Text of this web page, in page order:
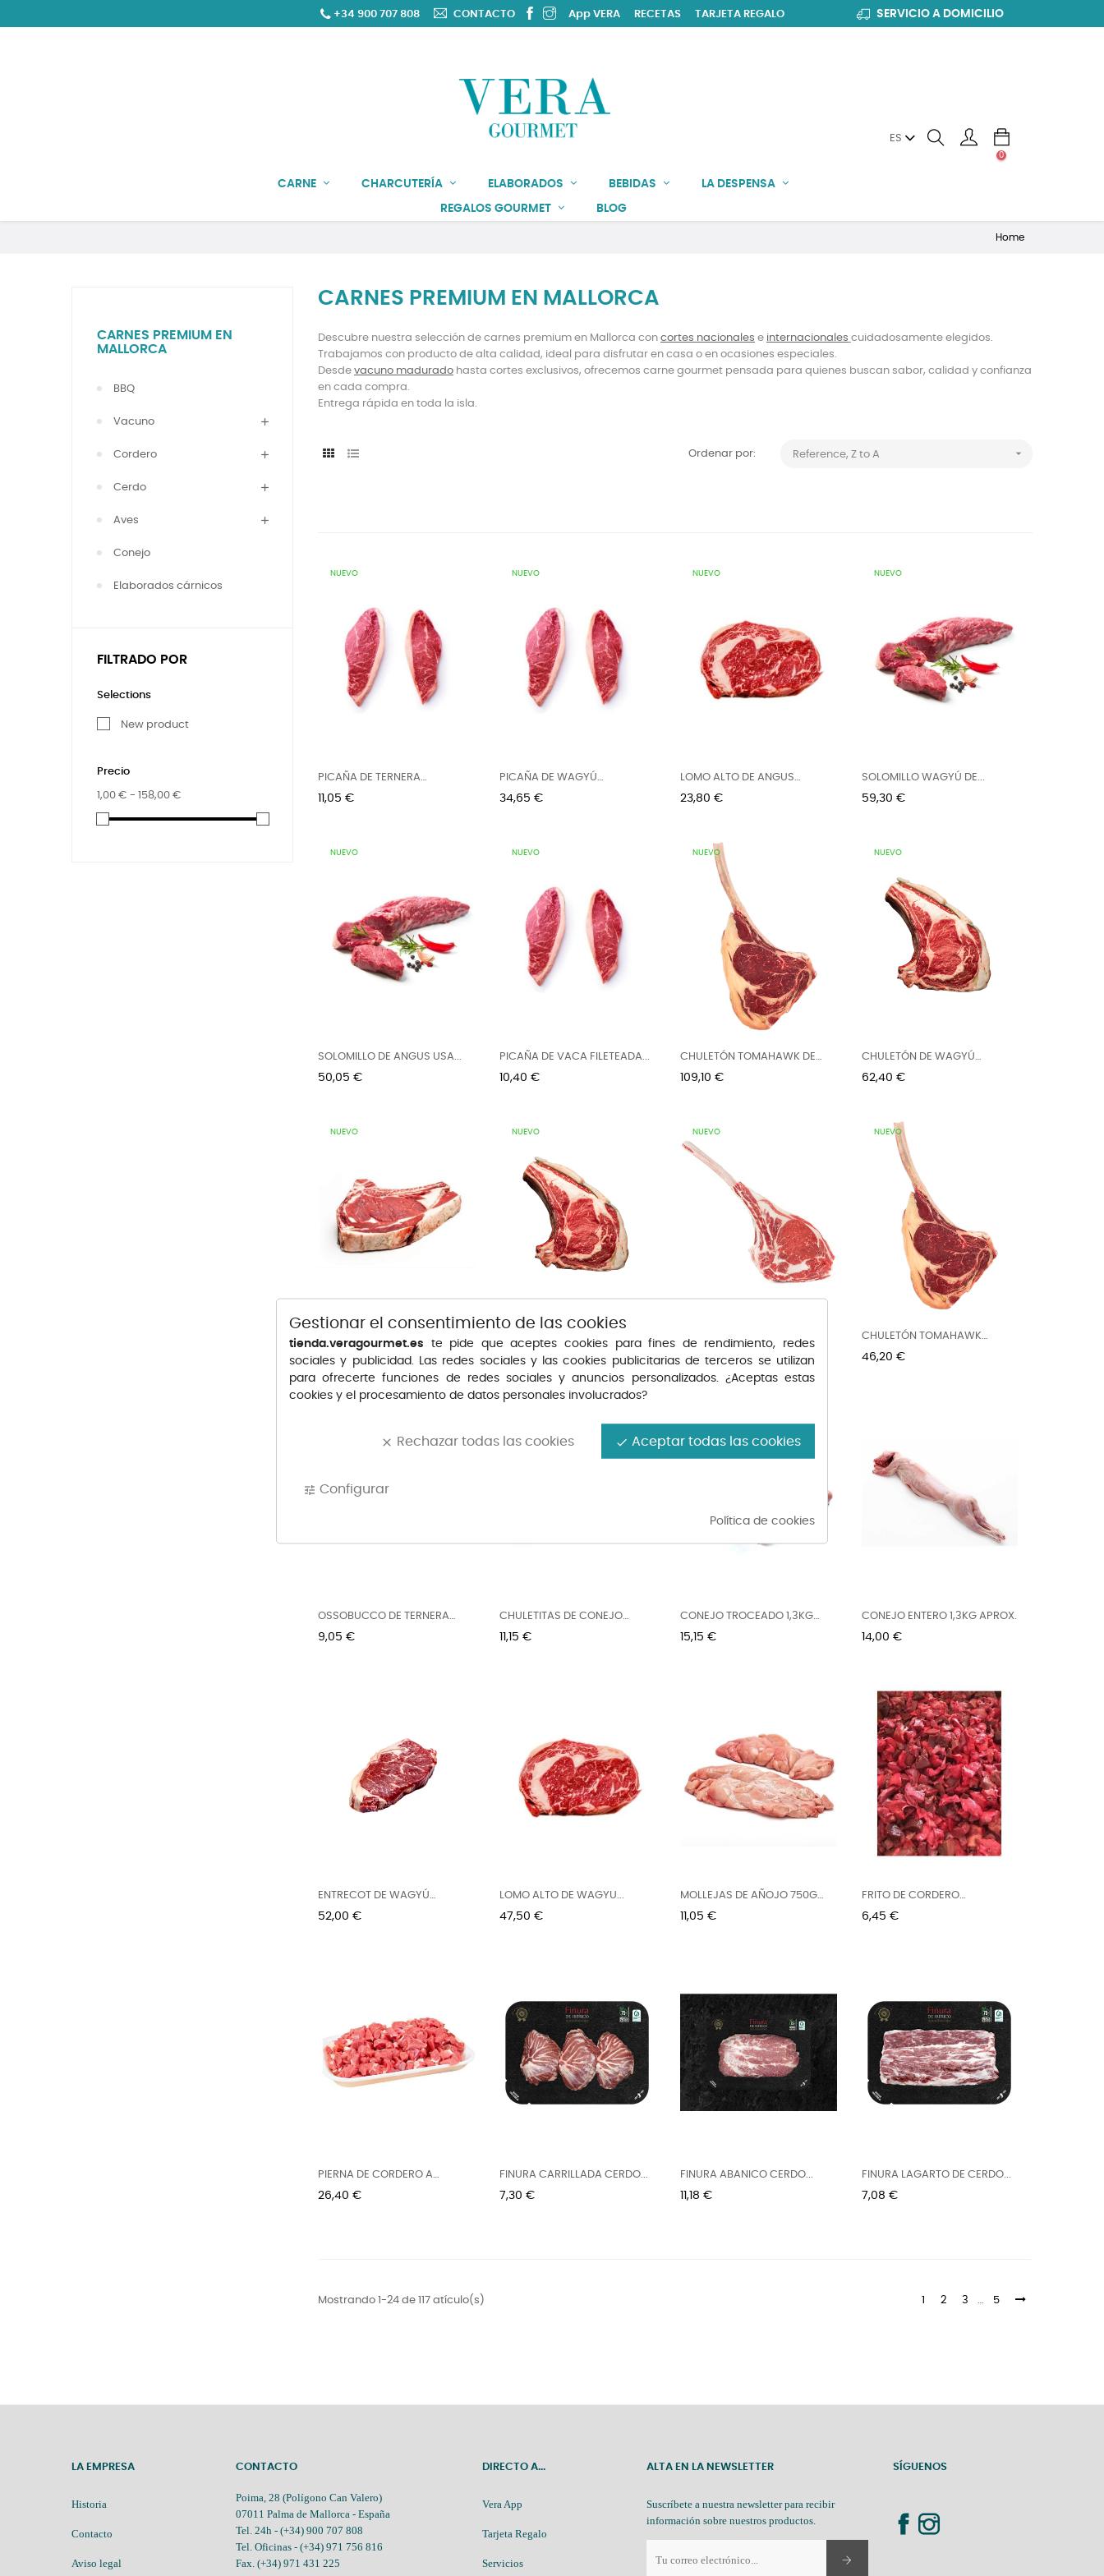
+34 900 707 808 CONTACTO App VERA RECETAS TARJETA REGALO SERVICIO A DOMICILIO
CARNE CHARCUTERÍA ELABORADOS BEBIDAS LA DESPENSA
REGALOS GOURMET BLOG
ES
0
Home
CARNES PREMIUM EN
MALLORCA
BBQ
Vacuno
Cordero
Cerdo
Aves
Conejo
Elaborados cárnicos
FILTRADO POR
Selections
New product
Precio
1,00 € - 158,00 €
CARNES PREMIUM EN MALLORCA
Descubre nuestra selección de carnes premium en Mallorca con cortes nacionales e internacionales cuidadosamente elegidos.
Trabajamos con producto de alta calidad, ideal para disfrutar en casa o en ocasiones especiales.
Desde vacuno madurado hasta cortes exclusivos, ofrecemos carne gourmet pensada para quienes buscan sabor, calidad y confianza
en cada compra.
Entrega rápida en toda la isla.
Ordenar por: Reference, Z to A 
NUEVO
PICAÑA DE TERNERA
FILETEADA...
Precio
11,05 €
NUEVO
PICAÑA DE WAGYÚ
FILETEADA...
Precio
34,65 €
NUEVO
LOMO ALTO DE ANGUS
IRLANDA...
Precio
23,80 €
NUEVO
SOLOMILLO WAGYÚ DE...
Precio
59,30 €
NUEVO
SOLOMILLO DE ANGUS USA...
Precio
50,05 €
NUEVO
PICAÑA DE VACA FILETEADA...
Precio
10,40 €
NUEVO
CHULETÓN TOMAHAWK DE
WAGYÚ...
Precio
109,10 €
NUEVO
CHULETÓN DE WAGYÚ
IRLANDA...
Precio
62,40 €
NUEVO
Precio
28,20 €
NUEVO
CHULETÓN ANGUS IRLANDA
Precio
47,90 €
NUEVO
Precio
39,60 €
NUEVO
CHULETÓN TOMAHAWK
CEBÓN 1U...
Precio
46,20 €
OSSOBUCCO DE TERNERA
700G...
Precio
9,05 €
CHULETITAS DE CONEJO
500G...
Precio
11,15 €
CONEJO TROCEADO 1,3KG
APROX.
Precio
15,15 €
CONEJO ENTERO 1,3KG APROX.
Precio
14,00 €
ENTRECOT DE WAGYÚ
AUSTRALIA...
Precio
52,00 €
LOMO ALTO DE WAGYU...
Precio
47,50 €
MOLLEJAS DE AÑOJO 750G
APROX.
Precio
11,05 €
FRITO DE CORDERO
CORTADO...
Precio
6,45 €
PIERNA DE CORDERO A
TACOS...
Precio
26,40 €
FINURA CARRILLADA CERDO...
Precio
7,30 €
FINURA ABANICO CERDO...
Precio
11,18 €
FINURA LAGARTO DE CERDO...
Precio
7,08 €
Mostrando 1-24 de 117 atículo(s) 1 2 3 … 5
LA EMPRESA
Historia
Contacto
Aviso legal
CONTACTO
Poima, 28 (Polígono Can Valero)
07011 Palma de Mallorca - España
Tel. 24h - (+34) 900 707 808
Tel. Oficinas - (+34) 971 756 816
Fax. (+34) 971 431 225
DIRECTO A...
Vera App
Tarjeta Regalo
Servicios
ALTA EN LA NEWSLETTER
Suscríbete a nuestra newsletter para recibir
información sobre nuestros productos.
SÍGUENOS
Gestionar el consentimiento de las cookies
tienda.veragourmet.es te pide que aceptes cookies para fines de rendimiento, redes
sociales y publicidad. Las redes sociales y las cookies publicitarias de terceros se utilizan
para ofrecerte funciones de redes sociales y anuncios personalizados. ¿Aceptas estas
cookies y el procesamiento de datos personales involucrados?
done Aceptar todas las cookies
clear Rechazar todas las cookies
tune Configurar
Política de cookies